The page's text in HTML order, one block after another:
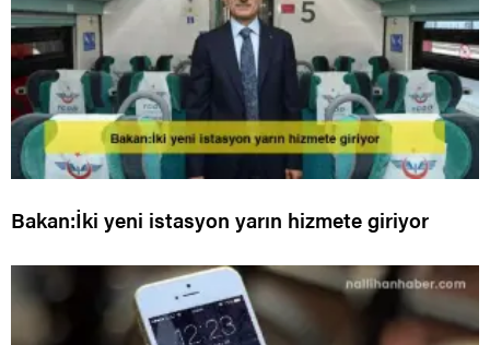
Bakan:İki yeni istasyon yarın hizmete giriyor